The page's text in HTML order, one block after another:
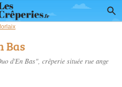
Bas
d'En Bas", crêperie située rue ange